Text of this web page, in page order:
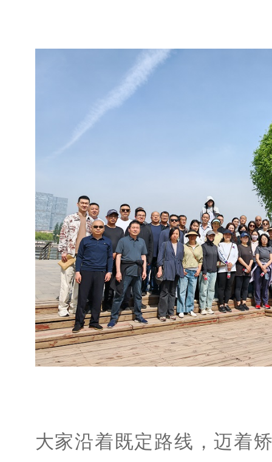
大家沿着既定路线，迈着